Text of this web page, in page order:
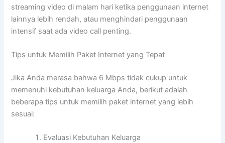
streaming video di malam hari ketika penggunaan internet
lainnya lebih rendah, atau menghindari penggunaan
intensif saat ada video call penting.
Tips untuk Memilih Paket Internet yang Tepat
Jika Anda merasa bahwa 6 Mbps tidak cukup untuk
memenuhi kebutuhan keluarga Anda, berikut adalah
beberapa tips untuk memilih paket internet yang lebih
sesuai:
Evaluasi Kebutuhan Keluarga